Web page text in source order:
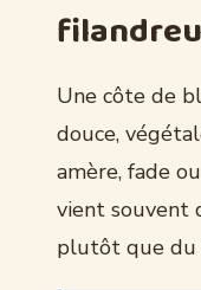
Une côte de
douce,
amère, fade
vient souvent
plutôt que du